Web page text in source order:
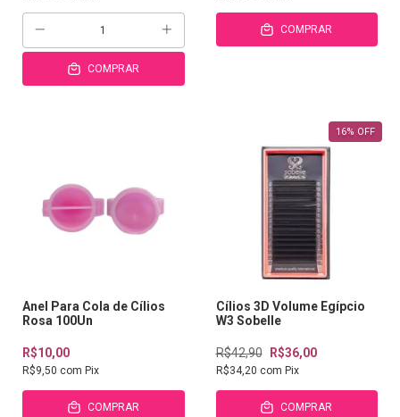
COMPRAR
COMPRAR
Anel Para Cola de Cílios
Rosa 100Un
R$10,00
R$9,50 com Pix
COMPRAR
16% OFF
Cílios 3D Volume Egípcio
W3 Sobelle
R$42,90 R$36,00
R$34,20 com Pix
COMPRAR